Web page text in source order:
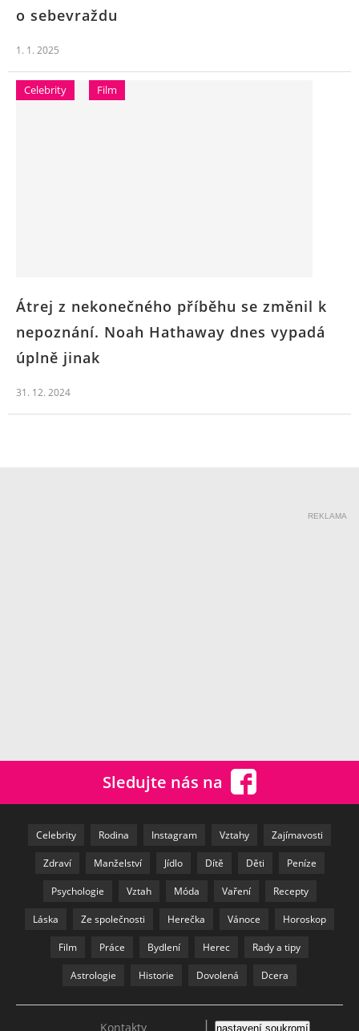
o sebevraždu
1. 1. 2025
Celebrity Film
Átrej z nekonečného příběhu se změnil k
nepoznání. Noah Hathaway dnes vypadá
úplně jinak
31. 12. 2024
REKLAMA
Sledujte nás na
Celebrity Rodina Instagram Vztahy Zajímavosti
Zdraví Manželství Jídlo Dítě Děti Peníze
Psychologie Vztah Móda Vaření Recepty
Láska Ze společnosti Herečka Vánoce Horoskop
Film Práce Bydlení Herec Rady a tipy
Astrologie Historie Dovolená Dcera
Kontakty | nastavení soukromí